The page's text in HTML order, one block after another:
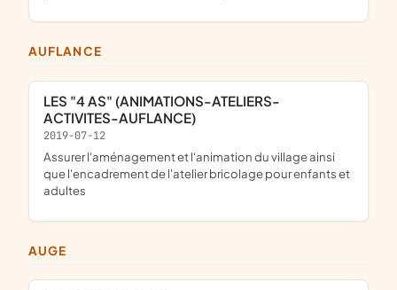
AUFLANCE
LES "4 AS" (ANIMATIONS-ATELIERS-
ACTIVITES-AUFLANCE)
2019-07-12
assurer l'aménagement et l'animation du village ainsi
que l'encadrement de l'atelier bricolage pour enfants et
adultes
AUGE